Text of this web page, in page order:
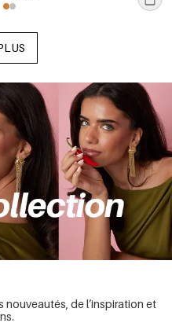
nouveautés, de l’inspiration et